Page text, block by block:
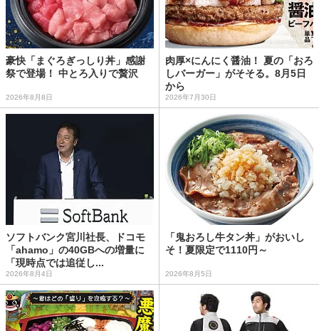
豪快「まぐろぎっしり丼」感謝
祭で登場！ 中とろ入りで贅沢
2026年8月8日
肉厚×にんにく醤油！ 夏の「おろ
しバーガー」がそそる。8月5日
から
2026年7月30日
ソフトバンク宮川社長、ドコモ
「ahamo」の40GBへの増量に
「現時点では追従し...
2026年8月4日
「鬼おろし牛タン丼」がおいし
そ！夏限定で1110円～
2026年8月5日